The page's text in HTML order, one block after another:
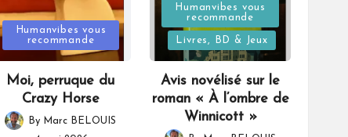
Posted
in
Humanvibes vous
recommande
Moi, perruque du
Crazy Horse
Posted
By Marc BELOUIS
Posted
in
Humanvibes vous
recommande
Livres, BD & Jeux
Avis novélisé sur le
roman « À l’ombre de
Winnicott »